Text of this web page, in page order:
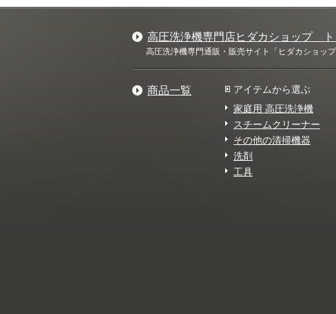
高圧洗浄機専門店ヒダカショップ ト
高圧洗浄機専門通販・販売サイト「ヒダカショッ
商品一覧
アイテムから選ぶ
家庭用 高圧洗浄機
スチームクリーナー
その他の清掃機器
洗剤
工具